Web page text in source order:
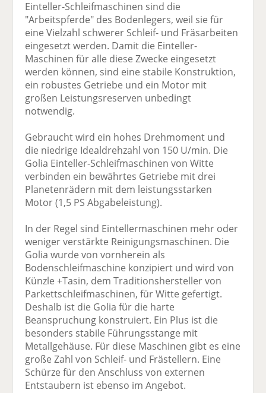
Einteller-Schleifmaschinen sind die
"Arbeitspferde" des Bodenlegers, weil sie für
eine Vielzahl schwerer Schleif- und Fräsarbeiten
eingesetzt werden. Damit die Einteller-
Maschinen für alle diese Zwecke eingesetzt
werden können, sind eine stabile Konstruktion,
ein robustes Getriebe und ein Motor mit
großen Leistungsreserven unbedingt
notwendig.
Gebraucht wird ein hohes Drehmoment und
die niedrige Idealdrehzahl von 150 U/min. Die
Golia Einteller-Schleifmaschinen von Witte
verbinden ein bewährtes Getriebe mit drei
Planetenrädern mit dem leistungsstarken
Motor (1,5 PS Abgabeleistung).
In der Regel sind Eintellermaschinen mehr oder
weniger verstärkte Reinigungsmaschinen. Die
Golia wurde von vornherein als
Bodenschleifmaschine konzipiert und wird von
Künzle +Tasin, dem Traditionshersteller von
Parkettschleifmaschinen, für Witte gefertigt.
Deshalb ist die Golia für die harte
Beanspruchung konstruiert. Ein Plus ist die
besonders stabile Führungsstange mit
Metallgehäuse. Für diese Maschinen gibt es eine
große Zahl von Schleif- und Frästellern. Eine
Schürze für den Anschluss von externen
Entstaubern ist ebenso im Angebot.